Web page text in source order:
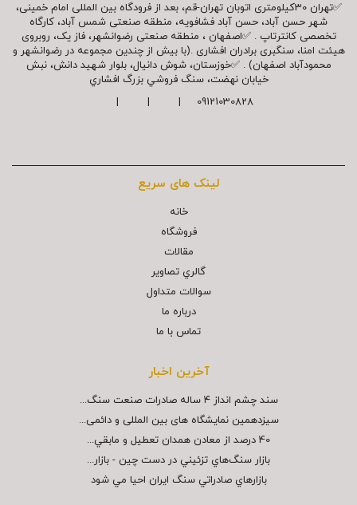
✅تهران 30کیلومتری اتوبان تهران-قم، بعد از فرودگاه بین المللی امام خمینی،
شهر حسن آباد، حسن آباد فشافویه، منطقه صنعتی شمس آباد، کارگاه
تخصصی کانترتاپ . ✅اصفهان ، منطقه صنعتی رضوانشهر، فاز یک، روبروی
هیئت امنا، سنگبری برادران افشاری .(با بیش از چندین مجموعه در رضوانشهر و
محمودآباد اصفهان) . ✅خوزستان، شوش دانیال، بلوار شهيد دانش، نبش
خیابان نهضت، سنگ فروشي بزرگ افشاري
09121030828 | | |
لینک های سریع
خانه
فروشگاه
مقالات
گالري تصاوير
سوالات متداول
درباره ما
تماس با ما
آخرین اخبار
سند چشم انداز ۴ ساله صادرات صنعت سنگ...
سیزدهمین نمایشگاه های بین المللی و دائمی...
40 درصد از معادن همدان تعطيل و مابقي...
بازار سنگ‌هاي تزئيني در دست چين - بازار...
بازارهاي صادراتي سنگ ايران احيا مي شود